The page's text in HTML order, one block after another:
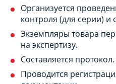
Организуется
контроля (для серии) и
Экземпляры товара
на экспертизу.
Составляется протокол.
Проводится